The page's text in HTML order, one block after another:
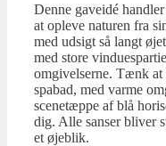
Denne gaveidé
at opleve naturen fra
med udsigt så langt
med store
omgivelserne. Tænk
spabad, med varme
scenetæppe af blå
dig. Alle sanser bliver
et øjeblik.